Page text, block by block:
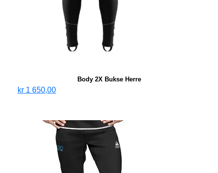
Body 2X Bukse Herre
kr 1 650,00